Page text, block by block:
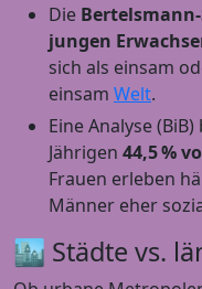
Die
jungen
sich als einsam
einsam Welt.
Eine Analyse
Jährigen 44,5 %
Frauen erleben
Männer eher
🏙 Städte vs.